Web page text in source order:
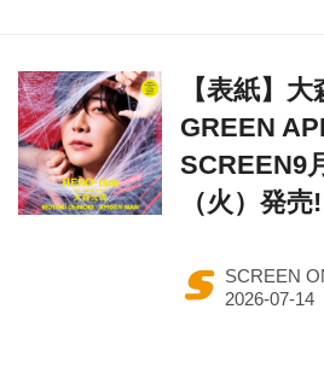
【表紙】
GREEN
SCREEN9
（火）発売
SCREEN